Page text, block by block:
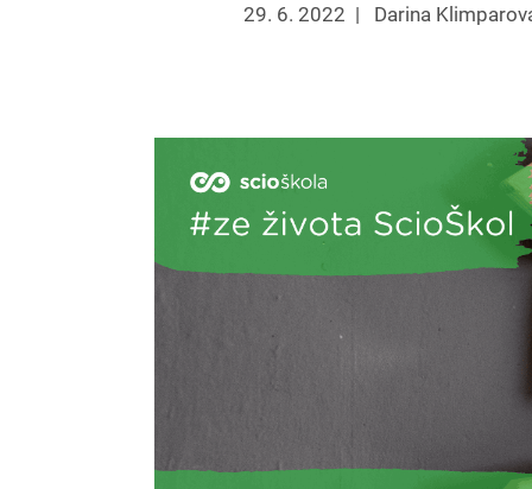
29. 6. 2022 | Darina